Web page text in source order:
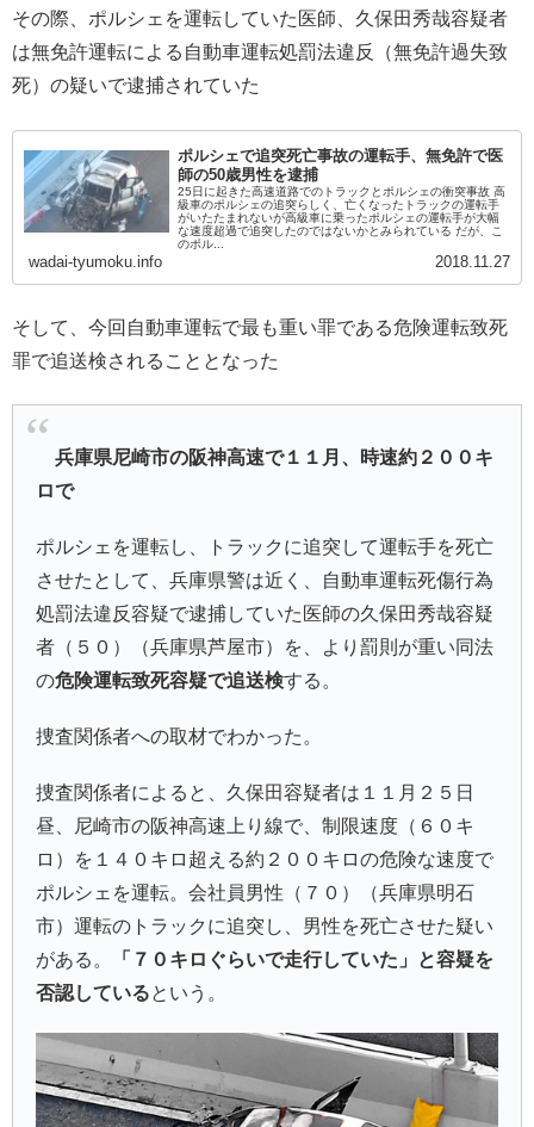
その際、ポルシェを運転していた医師、久保田秀哉容疑者
は無免許運転による自動車運転処罰法違反（無免許過失致
死）の疑いで逮捕されていた
ポルシェで追突死亡事故の運転手、無免許で医
師の50歳男性を逮捕
25日に起きた高速道路でのトラックとポルシェの衝突事故 高
級車のポルシェの追突らしく、亡くなったトラックの運転手
がいたたまれないが高級車に乗ったポルシェの運転手が大幅
な速度超過で追突したのではないかとみられている だが、こ
のポル...
wadai-tyumoku.info 2018.11.27
そして、今回自動車運転で最も重い罪である危険運転致死
罪で追送検されることとなった
兵庫県尼崎市の阪神高速で１１月、時速約２００キ
ロで
ポルシェを運転し、トラックに追突して運転手を死亡
させたとして、兵庫県警は近く、自動車運転死傷行為
処罰法違反容疑で逮捕していた医師の久保田秀哉容疑
者（５０）（兵庫県芦屋市）を、より罰則が重い同法
の危険運転致死容疑で追送検する。
捜査関係者への取材でわかった。
捜査関係者によると、久保田容疑者は１１月２５日
昼、尼崎市の阪神高速上り線で、制限速度（６０キ
ロ）を１４０キロ超える約２００キロの危険な速度で
ポルシェを運転。会社員男性（７０）（兵庫県明石
市）運転のトラックに追突し、男性を死亡させた疑い
がある。
「７０キロぐらいで走行していた」と容疑を
否認しているという。